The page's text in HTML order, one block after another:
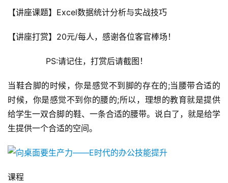
【讲座课题】Excel数据统计分析与实战技巧
【讲座打赏】20元/每人，感谢各位客官棒场！
PS:请记住，打赏后请截图！
当鞋合脚的时候，你是感觉不到脚的存在的;当腰带合适的
时候，你是感觉不到你的腰的;所以，理想的教育就是提供
给学生一双合脚的鞋、一条合适的腰带。说白了，就是给学
生提供一个合适的空间。
课程